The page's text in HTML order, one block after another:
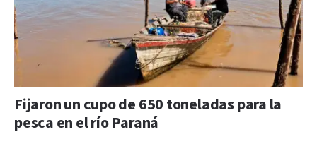
Fijaron un cupo de 650 toneladas para la
pesca en el río Paraná